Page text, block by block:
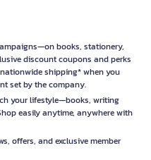
books, stationery,
discount coupons and perks
shipping* when you
set by the company.
your lifestyle—books, writing
easily anytime, anywhere with
offers, and exclusive member